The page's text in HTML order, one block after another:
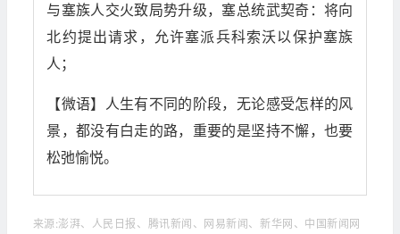
与塞族人交火致局势升级，塞总统武契奇：将向
北约提出请求，允许塞派兵科索沃以保护塞族
人；
【微语】人生有不同的阶段，无论感受怎样的风
景，都没有白走的路，重要的是坚持不懈，也要
松弛愉悦。
来源:澎湃、人民日报、腾讯新闻、网易新闻、新华网、中国新闻网